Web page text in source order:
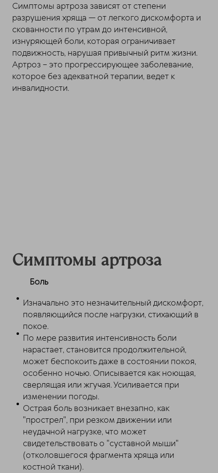
Симптомы артроза зависят от степени
разрушения хряща — от легкого дискомфорта и
скованности по утрам до интенсивной,
изнуряющей боли, которая ограничивает
подвижность, нарушая привычный ритм жизни.
Артроз – это прогрессирующее заболевание,
которое без адекватной терапии, ведет к
инвалидности.
Симптомы артроза
Боль
Изначально это незначительный дискомфорт,
появляющийся после нагрузки, стихающий в
покое.
По мере развития интенсивность боли
нарастает, становится продолжительной,
может беспокоить даже в состоянии покоя,
особенно ночью. Описывается как ноющая,
сверлящая или жгучая. Усиливается при
изменении погоды.
Острая боль возникает внезапно, как
"прострел", при резком движении или
неудачной нагрузке, что может
свидетельствовать о "суставной мыши"
(отколовшегося фрагмента хряща или
костной ткани).